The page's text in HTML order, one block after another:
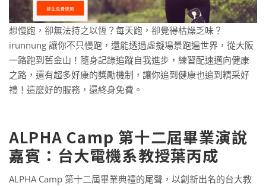
想慢跑，卻無法持之以恆？每天跑，卻覺得枯燥乏味？
irunnung 讓你不只慢跑，還能透過虛擬場景跑遍世界，從大阪
一路跑到舊金山！隨身記錄追蹤自我進步，練習配速邁向健康
之路，還有超多好康的獎勵機制，讓你追到健康也追到精采好
禮！這麼好的服務，還終身免費。
ALPHA Camp 第十二屆畢業演說
嘉賓：台大電機系教授葉丙成
ALPHA Camp 第十二屆畢業典禮的尾聲，以創新出名的台大教